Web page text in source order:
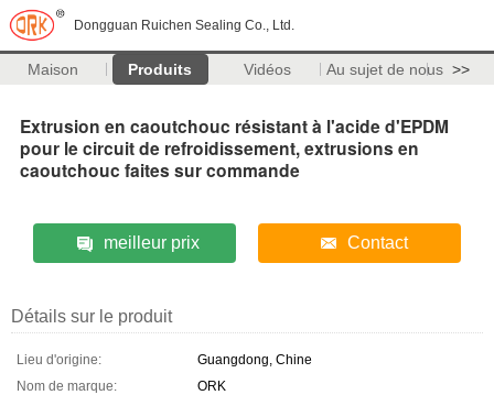
Dongguan Ruichen Sealing Co., Ltd.
Maison Produits Vidéos Au sujet de nous >>
Extrusion en caoutchouc résistant à l'acide d'EPDM
pour le circuit de refroidissement, extrusions en
caoutchouc faites sur commande
meilleur prix Contact
Détails sur le produit
Lieu d'origine:
Guangdong, Chine
Nom de marque:
ORK